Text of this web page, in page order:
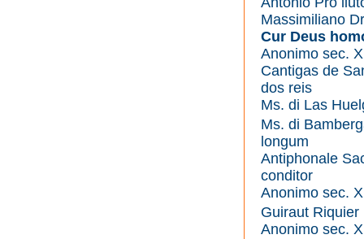
Massimiliano
Cur Deus
Anonimo sec.
Cantigas de
dos reis
Ms. di Las
Ms. di
longum
Antiphonale
conditor
Anonimo sec.
Guiraut
Anonimo sec.